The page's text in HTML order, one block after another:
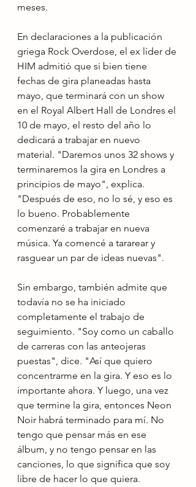
meses.
En declaraciones a la publicación
griega Rock Overdose, el ex líder de
HIM admitió que si bien tiene
fechas de gira planeadas hasta
mayo, que terminará con un show
en el Royal Albert Hall de Londres el
10 de mayo, el resto del año lo
dedicará a trabajar en nuevo
material. "Daremos unos 32 shows y
terminaremos la gira en Londres a
principios de mayo", explica.
"Después de eso, no lo sé, y eso es
lo bueno. Probablemente
comenzaré a trabajar en nueva
música. Ya comencé a tararear y
rasguear un par de ideas nuevas".
Sin embargo, también admite que
todavía no se ha iniciado
completamente el trabajo de
seguimiento. "Soy como un caballo
de carreras con las anteojeras
puestas", dice. "Así que quiero
concentrarme en la gira. Y eso es lo
importante ahora. Y luego, una vez
que termine la gira, entonces Neon
Noir habrá terminado para mí. No
tengo que pensar más en ese
álbum, y no tengo pensar en las
canciones, lo que significa que soy
libre de hacer lo que quiera.